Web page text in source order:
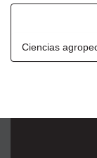
Ciencias